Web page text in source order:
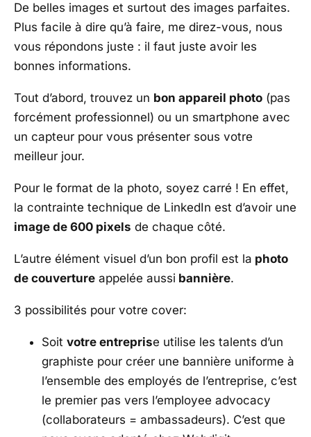
De belles images et surtout des images parfaites.
Plus facile à dire qu’à faire, me direz-vous, nous
vous répondons juste : il faut juste avoir les
bonnes informations.
Tout d’abord, trouvez un bon appareil photo (pas
forcément professionnel) ou un smartphone avec
un capteur pour vous présenter sous votre
meilleur jour.
Pour le format de la photo, soyez carré ! En effet,
la contrainte technique de LinkedIn est d’avoir une
image de 600 pixels de chaque côté.
L’autre élément visuel d’un bon profil est la photo
de couverture appelée aussi bannière.
3 possibilités pour votre cover:
Soit votre entreprise utilise les talents d’un
graphiste pour créer une bannière uniforme à
l’ensemble des employés de l’entreprise, c’est
le premier pas vers l’employee advocacy
(collaborateurs = ambassadeurs). C’est que